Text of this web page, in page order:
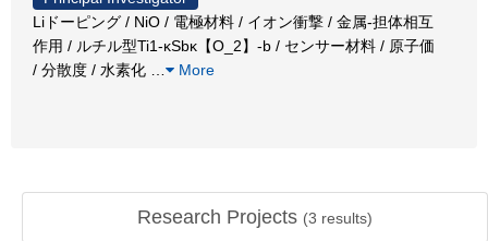
Liドーピング / NiO / 電極材料 / イオン衝撃 / 金属-担体相互
作用 / ルチル型Ti1-κSbκ【O_2】-b / センサー材料 / 原子価
/ 分散度 / 水素化
More
Research Projects (3 results)